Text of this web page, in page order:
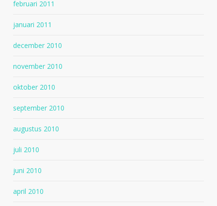
februari 2011
januari 2011
december 2010
november 2010
oktober 2010
september 2010
augustus 2010
juli 2010
juni 2010
april 2010